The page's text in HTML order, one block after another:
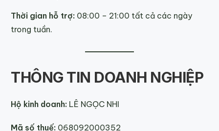
Thời gian hỗ trợ: 08:00 – 21:00 tất cả các ngày
trong tuần.
THÔNG TIN DOANH NGHIỆP
Hộ kinh doanh: LÊ NGỌC NHI
Mã số thuế: 068092000352